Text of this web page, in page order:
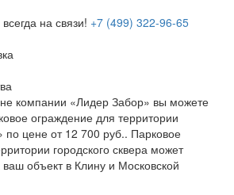
на связи! +7 (499) 322-96-65
компании «Лидер Забор» вы можете
ограждение для территории
по цене от 12 700 руб.. Парковое
городского сквера может
объект в Клину и Московской